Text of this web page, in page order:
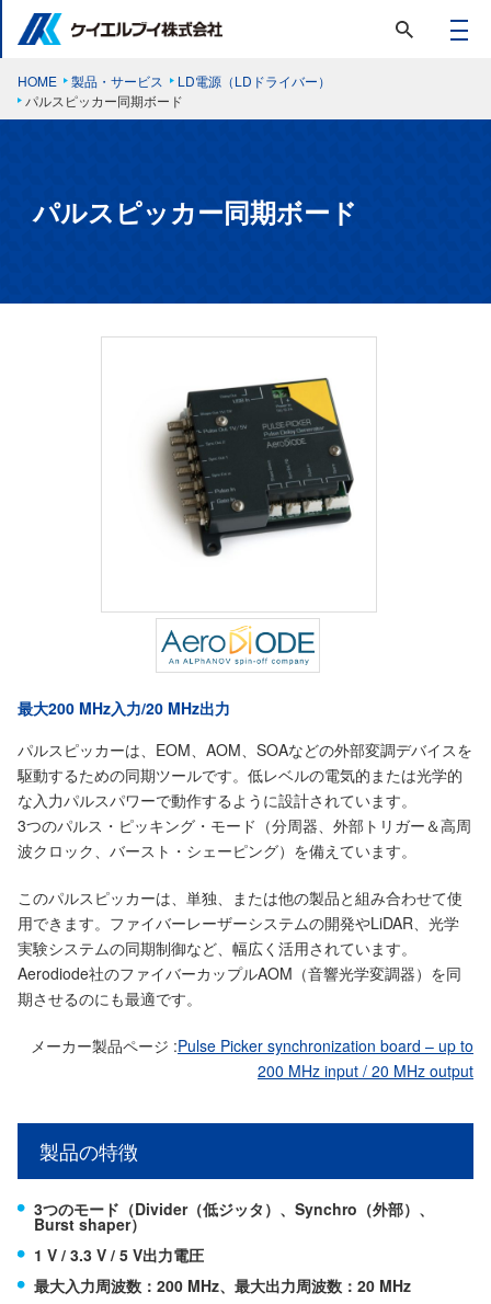
HOME 製品・サービス
LD電源（LDドライバー）
パルスピッカー同期ボード
パルスピッカー同期ボード
最大200 MHz入力/20 MHz出力
パルスピッカーは、EOM、AOM、SOAなどの外部変調デバイスを
駆動するための同期ツールです。低レベルの電気的または光学的
な入力パルスパワーで動作するように設計されています。
3つのパルス・ピッキング・モード（分周器、外部トリガー＆高周
波クロック、バースト・シェーピング）を備えています。
このパルスピッカーは、単独、または他の製品と組み合わせて使
用できます。ファイバーレーザーシステムの開発やLiDAR、光学
実験システムの同期制御など、幅広く活用されています。
Aerodiode社のファイバーカップルAOM（音響光学変調器）を同
期させるのにも最適です。
メーカー製品ページ :Pulse Picker synchronization board – up to
200 MHz input / 20 MHz output
製品の特徴
3つのモード（Divider（低ジッタ）、Synchro（外部）、
Burst shaper）
1 V / 3.3 V / 5 V出力電圧
最大入力周波数：200 MHz、最大出力周波数：20 MHz